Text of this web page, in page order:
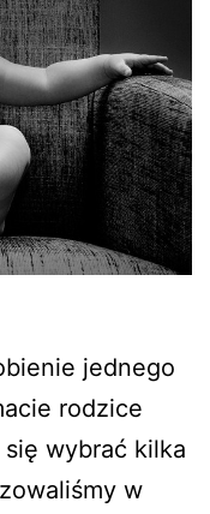
jednego
rodzice
się wybrać kilka
w